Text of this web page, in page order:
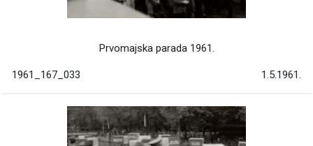
Prvomajska parada 1961.
1961_167_033 1.5.1961.